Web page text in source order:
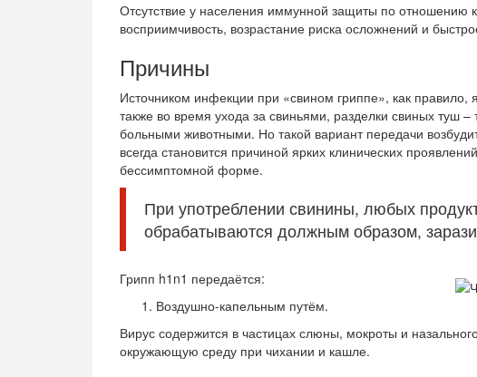
Отсутствие у населения иммунной защиты по отношению
восприимчивость, возрастание риска осложнений и
Причины
Источником инфекции при «свином гриппе», как правило,
также во время ухода за свиньями, разделки свиных туш
больными животными. Но такой вариант передачи
всегда становится причиной ярких клинических
бессимптомной форме.
При употреблении свинины, любых
обрабатываются должным образом,
Грипп h1n1 передаётся:
Воздушно-капельным путём.
Вирус содержится в частицах слюны, мокроты и
окружающую среду при чихании и кашле.